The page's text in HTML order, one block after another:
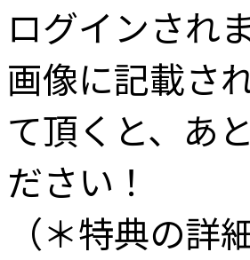
ログインされ
画像に記載さ
て頂くと、あ
ださい！
（＊特典の